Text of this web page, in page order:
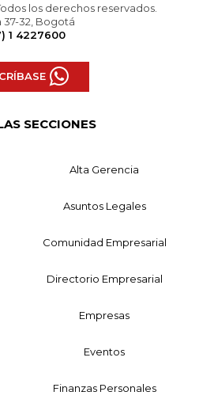
los derechos reservados.
37-32, Bogotá
1 4227600
SECCIONES
Alta Gerencia
Asuntos Legales
Comunidad Empresarial
Directorio Empresarial
Empresas
Eventos
Finanzas Personales